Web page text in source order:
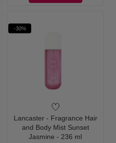
-30%
Lancaster - Fragrance Hair
and Body Mist Sunset
Jasmine - 236 ml